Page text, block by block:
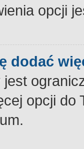
opcji
dodać
opcji